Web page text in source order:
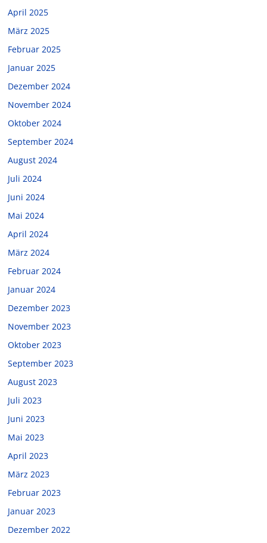
April 2025
März 2025
Februar 2025
Januar 2025
Dezember 2024
November 2024
Oktober 2024
September 2024
August 2024
Juli 2024
Juni 2024
Mai 2024
April 2024
März 2024
Februar 2024
Januar 2024
Dezember 2023
November 2023
Oktober 2023
September 2023
August 2023
Juli 2023
Juni 2023
Mai 2023
April 2023
März 2023
Februar 2023
Januar 2023
Dezember 2022